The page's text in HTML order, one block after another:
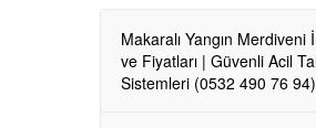
Makaralı Yangın Merdiveni
ve Fiyatları | Güvenli Acil
Sistemleri (0532 490 76 94)